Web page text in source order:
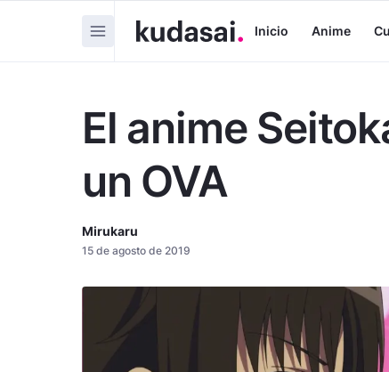
Inicio Anime
El anime
un OVA
Mirukaru
15 de agosto de 2019